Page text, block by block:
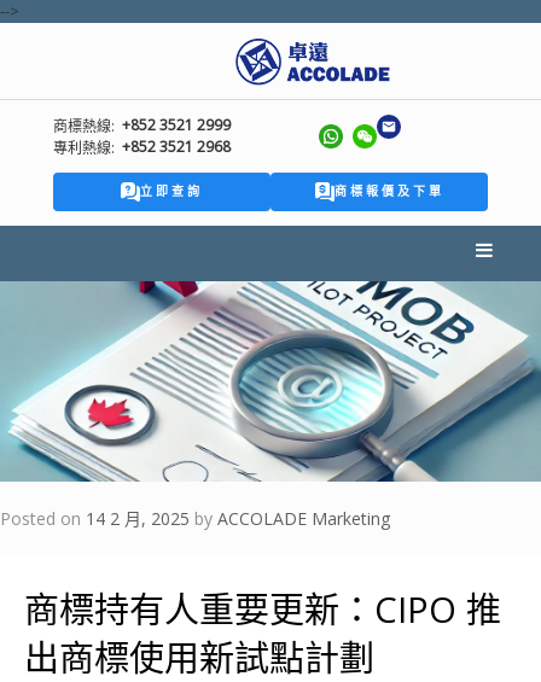
-->
商標熱線: +852 3521 2999
專利熱線: +852 3521 2968
立即查詢 商標報價及下單
Posted on 14 2 月, 2025 by ACCOLADE Marketing
商標持有人重要更新：CIPO 推
出商標使用新試點計劃